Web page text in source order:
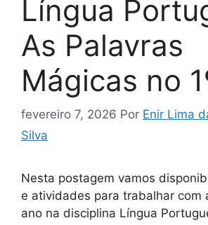
Língua
As Palavras
Mágicas no
fevereiro 7, 2026 Por Enir Lima
Silva
Nesta postagem vamos
e atividades para trabalhar com
ano na disciplina Língua